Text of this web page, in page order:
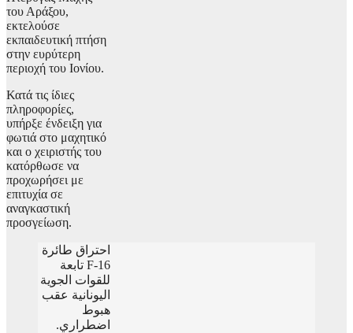
του Αράξου,
εκτελούσε
εκπαιδευτική πτήση
στην ευρύτερη
περιοχή του Ιονίου.
Κατά τις ίδιες
πληροφορίες,
υπήρξε ένδειξη για
φωτιά στο μαχητικό
και ο χειριστής του
κατόρθωσε να
προχωρήσει με
επιτυχία σε
αναγκαστική
προσγείωση.
احتراق طائرة
F-16 تابعة
للقوات الجوية
اليونانية عقب
هبوط
اضطراري.